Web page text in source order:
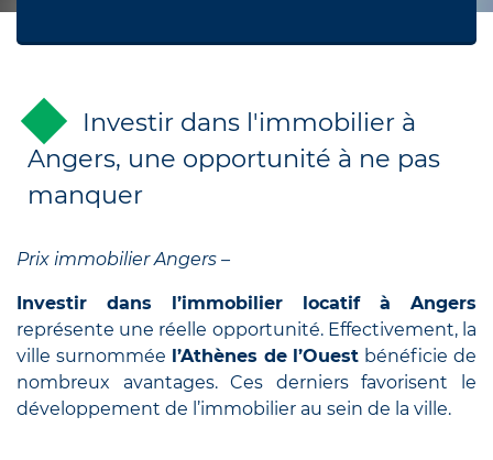
Investir dans l'immobilier à
Angers, une opportunité à ne pas
manquer
Prix immobilier Angers –
Investir dans l’immobilier locatif à Angers
représente une réelle opportunité. Effectivement, la
ville surnommée l’Athènes de l’Ouest bénéficie de
nombreux avantages. Ces derniers favorisent le
développement de l’immobilier au sein de la ville.